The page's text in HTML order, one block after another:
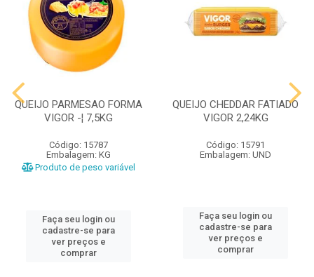
QUEIJO PARMESAO FORMA
VIGOR -¦ 7,5KG
Código: 15787
Embalagem: KG
Produto de peso variável
Faça seu login ou
cadastre-se para
ver preços e
comprar
QUEIJO CHEDDAR FATIADO
VIGOR 2,24KG
Código: 15791
Embalagem: UND
Faça seu login ou
cadastre-se para
ver preços e
comprar